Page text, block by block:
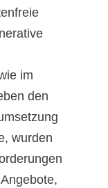
im
den
wurden